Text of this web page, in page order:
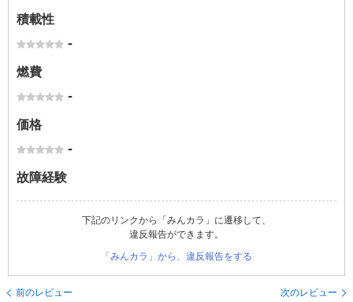
積載性
-
燃費
-
価格
-
故障経験
下記のリンクから「みんカラ」に遷移して、
違反報告ができます。
「みんカラ」から、違反報告をする
前のレビュー 次のレビュー